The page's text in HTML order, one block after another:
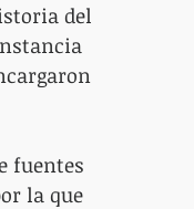
del
fuentes
la que